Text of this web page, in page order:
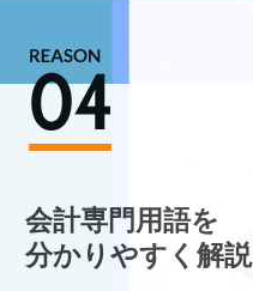
会計専門用語を
分かりやすく解説